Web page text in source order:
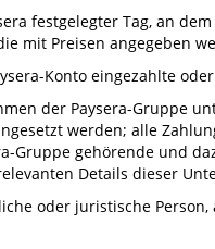
festgelegter Tag, an
mit Preisen angegeben
Konto eingezahlte
der Paysera-Gruppe
werden; alle
Gruppe gehörende und
Details dieser
oder juristische